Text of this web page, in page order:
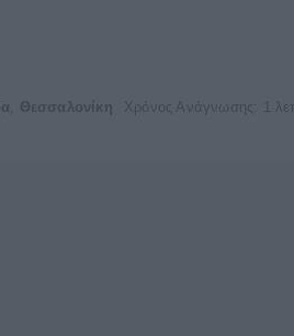
Θεσσαλονίκη Χρόνος Ανάγνωσης: 1